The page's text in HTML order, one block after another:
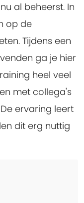
al beheerst. In
op de
Tijdens een
ga je hier
heel veel
met collega's
ervaring leert
dit erg nuttig